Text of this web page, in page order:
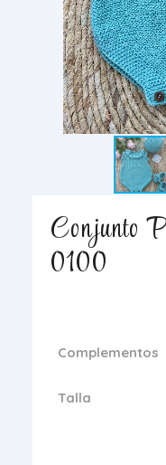
Conjunto
0100
Complementos
Talla